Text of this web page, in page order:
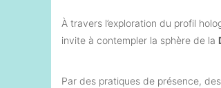
À travers l’exploration du profil
invite à contempler la sphère de la
Par des pratiques de présence,